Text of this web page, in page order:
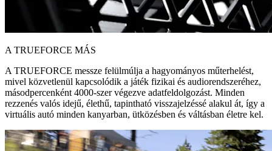
A TRUEFORCE MÁS
A TRUEFORCE messze felülmúlja a hagyományos műterhelést,
mivel közvetlenül kapcsolódik a játék fizikai és audiorendszeréhez,
másodpercenként 4000-szer végezve adatfeldolgozást. Minden
rezzenés valós idejű, élethű, tapintható visszajelzéssé alakul át, így a
virtuális autó minden kanyarban, ütközésben és váltásban életre kel.